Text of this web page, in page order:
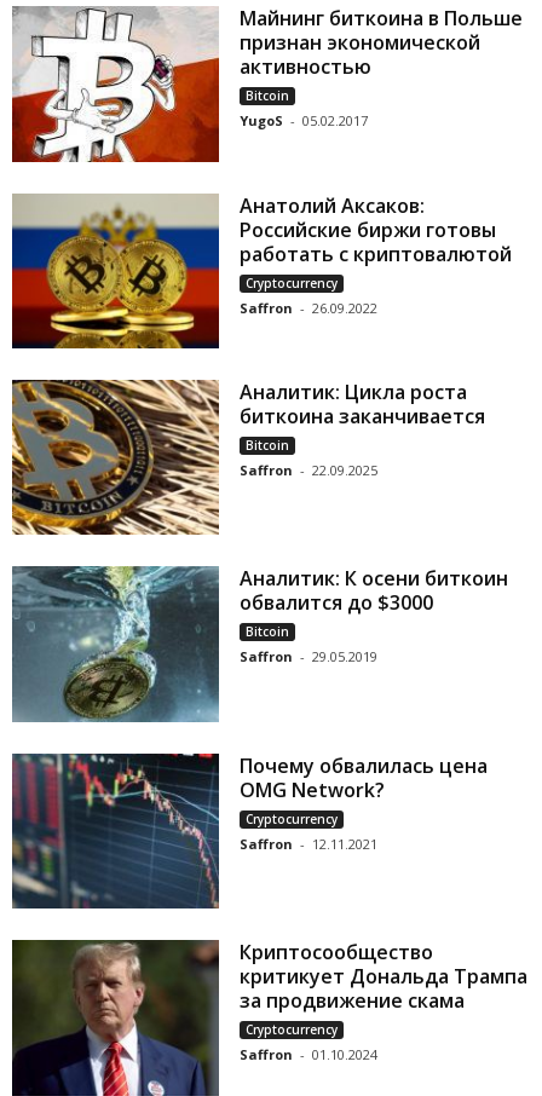
Майнинг биткоина в Польше
признан экономической
активностью
Bitcoin
YugoS - 05.02.2017
Анатолий Аксаков:
Российские биржи готовы
работать с криптовалютой
Cryptocurrency
Saffron - 26.09.2022
Аналитик: Цикла роста
биткоина заканчивается
Bitcoin
Saffron - 22.09.2025
Аналитик: К осени биткоин
обвалится до $3000
Bitcoin
Saffron - 29.05.2019
Почему обвалилась цена
OMG Network?
Cryptocurrency
Saffron - 12.11.2021
Криптосообщество
критикует Дональда Трампа
за продвижение скама
Cryptocurrency
Saffron - 01.10.2024